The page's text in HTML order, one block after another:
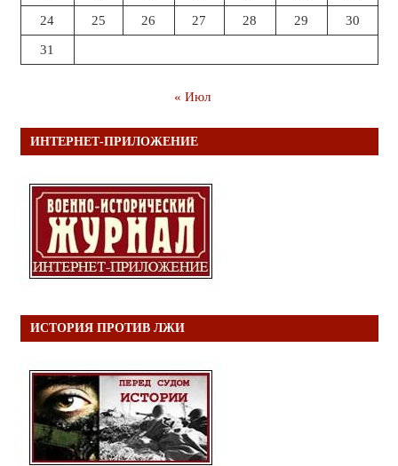
24 25 26 27 28 29 30
31
« Июл
ИНТЕРНЕТ-ПРИЛОЖЕНИЕ
ИСТОРИЯ ПРОТИВ ЛЖИ